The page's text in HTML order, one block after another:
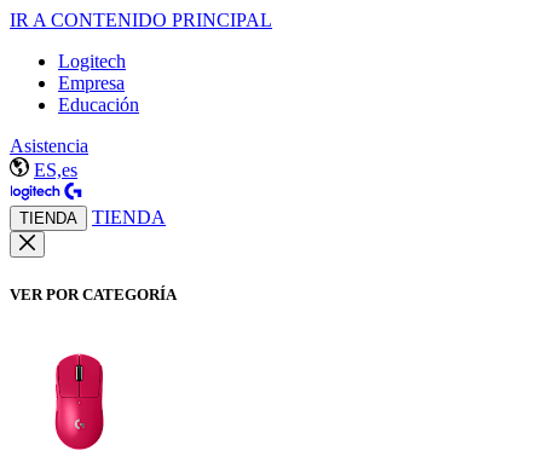
IR A CONTENIDO PRINCIPAL
Logitech
Empresa
Educación
Asistencia
ES,es
TIENDA TIENDA
VER POR CATEGORÍA